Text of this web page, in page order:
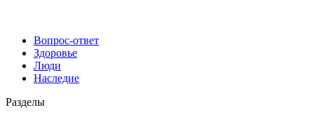
Вопрос-ответ
Здоровье
Люди
Наследие
Разделы